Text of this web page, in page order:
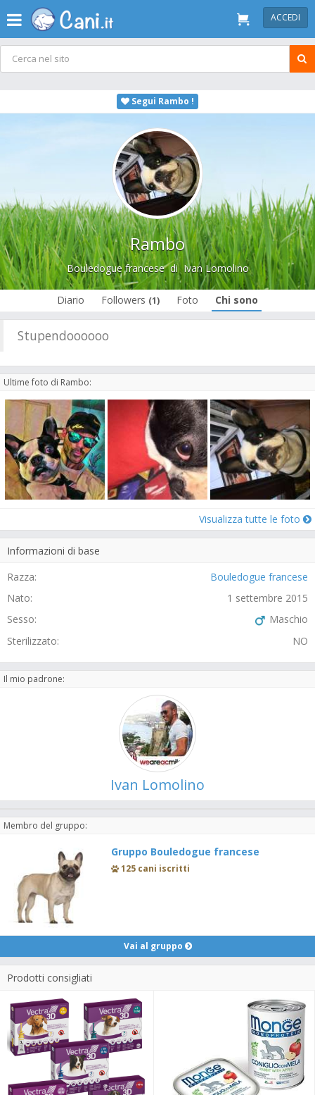
ACCEDI
Segui Rambo !
Rambo
Bouledogue francesedi Ivan Lomolino
Diario Followers (1) Foto Chi sono
Stupendoooooo
Ultime foto di Rambo:
Visualizza tutte le foto
Informazioni di base
Razza:
Bouledogue francese
Nato:
1 settembre 2015
Sesso:
Maschio
Sterilizzato:
NO
Il mio padrone:
Ivan Lomolino
Membro del gruppo:
Gruppo Bouledogue francese
125 cani iscritti
Vai al gruppo
Prodotti consigliati